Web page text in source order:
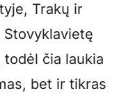
Trakų ir
čia laukia
bet ir tikras